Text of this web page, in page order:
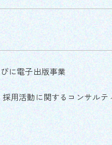
に電子出版事業
用活動に関するコンサルテ